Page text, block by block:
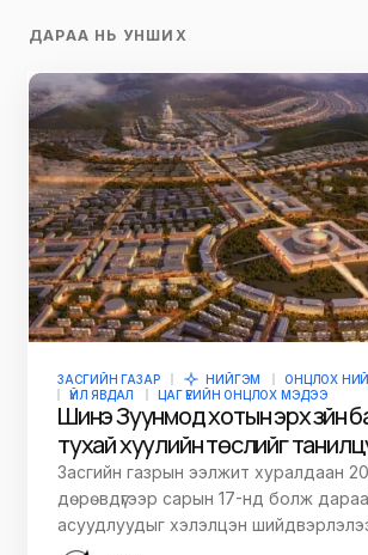
ДАРАА НЬ УНШИХ
ЗАСГИЙН ГАЗАР НИЙГЭМ
ОНЦЛОХ
ҮЙЛ ЯВДАЛ
ЦАГ ҮЕИЙН ОНЦЛОХ МЭДЭЭ
Шинэ Зуунмод хотын эрх зүйн
тухай хуулийн төслийг
Засгийн газрын ээлжит хуралдаан
дөрөвдүгээр сарын 17-нд болж
асуудлуудыг хэлэлцэн